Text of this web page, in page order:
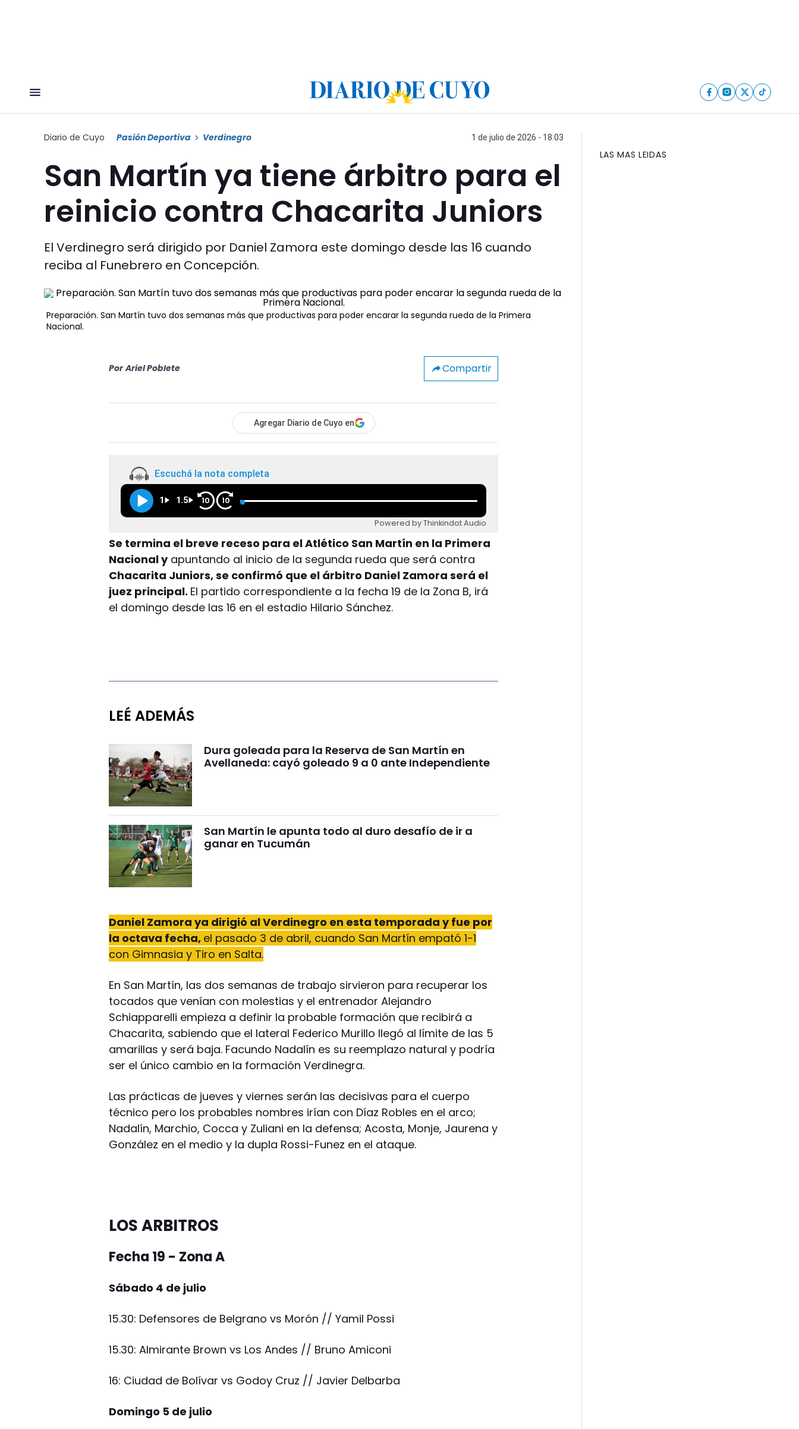
Diario de Cuyo Pasión Deportiva Verdinegro 1 de julio de 2026 - 18:03
San Martín ya tiene árbitro para el
reinicio contra Chacarita Juniors
El Verdinegro será dirigido por Daniel Zamora este domingo desde las 16 cuando
reciba al Funebrero en Concepción.
Preparación. San Martín tuvo dos semanas más que productivas para poder encarar la segunda rueda de la Primera
Nacional.
Por Ariel Poblete Compartir
Agregar Diario de Cuyo en
Escuchá la nota completa
1 1.5 10 10
Powered by Thinkindot Audio
Se termina el breve receso para el Atlético San Martín en la Primera
Nacional yapuntando al inicio de la segunda rueda que será contra
Chacarita Juniors, se confirmó que el árbitro Daniel Zamora será el
juez principal. El partido correspondiente a la fecha 19 de la Zona B, irá
el domingo desde las 16 en el estadio Hilario Sánchez.
LEÉ ADEMÁS
Dura goleada para la Reserva de San Martín en
Avellaneda: cayó goleado 9 a 0 ante Independiente
San Martín le apunta todo al duro desafío de ir a
ganar en Tucumán
Daniel Zamora ya dirigió al Verdinegro en esta temporada y fue por
la octava fecha, el pasado 3 de abril, cuando San Martín empató 1-1
con Gimnasia y Tiro en Salta.
En San Martín, las dos semanas de trabajo sirvieron para recuperar los
tocados que venían con molestias y el entrenador Alejandro
Schiapparelli empieza a definir la probable formación que recibirá a
Chacarita, sabiendo que el lateral Federico Murillo llegó al límite de las 5
amarillas y será baja. Facundo Nadalín es su reemplazo natural y podría
ser el único cambio en la formación Verdinegra.
Las prácticas de jueves y viernes serán las decisivas para el cuerpo
técnico pero los probables nombres irían con Díaz Robles en el arco;
Nadalín, Marchio, Cocca y Zuliani en la defensa; Acosta, Monje, Jaurena y
González en el medio y la dupla Rossi-Funez en el ataque.
LOS ARBITROS
Fecha 19 - Zona A
Sábado 4 de julio
15.30: Defensores de Belgrano vs Morón // Yamil Possi
15.30: Almirante Brown vs Los Andes // Bruno Amiconi
16: Ciudad de Bolívar vs Godoy Cruz // Javier Delbarba
Domingo 5 de julio
LAS MAS LEIDAS